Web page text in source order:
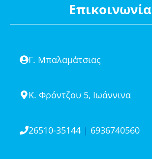
Επικοινωνία
Γ. Μπαλαμάτσιας
Κ. Φρόντζου 5, Ιωάννινα
26510-35144 | 6936740560